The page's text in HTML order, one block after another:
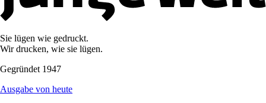
Sie lügen wie gedruckt.
Wir drucken, wie sie lügen.
Gegründet 1947
Ausgabe von heute